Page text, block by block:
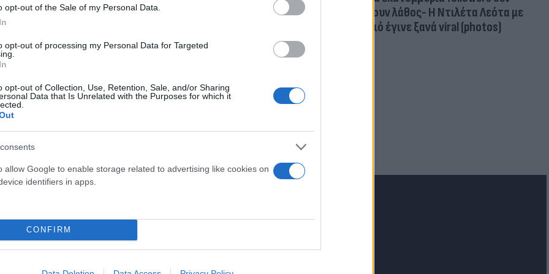
opt-out of the Sale of my Personal Data.
opt-out of processing my Personal Data for Targeted
opt-out of Collection, Use, Retention, Sale, and/or Sharing
Data that Is Unrelated with the Purposes for which it
allow Google to enable storage related to advertising like cookies on
identifiers in apps.
CONFIRM
ο κίνδυνος σοβαρής
Τουρκικές προκλήσεις στο Αιγαίο:
κάνουν λάθος- Η Ντιλέτα Λεότα με
μαγιό έγινε ξανά viral (photos)
μένεις στο σκοτάδι... ακολούθησε το Flash.gr